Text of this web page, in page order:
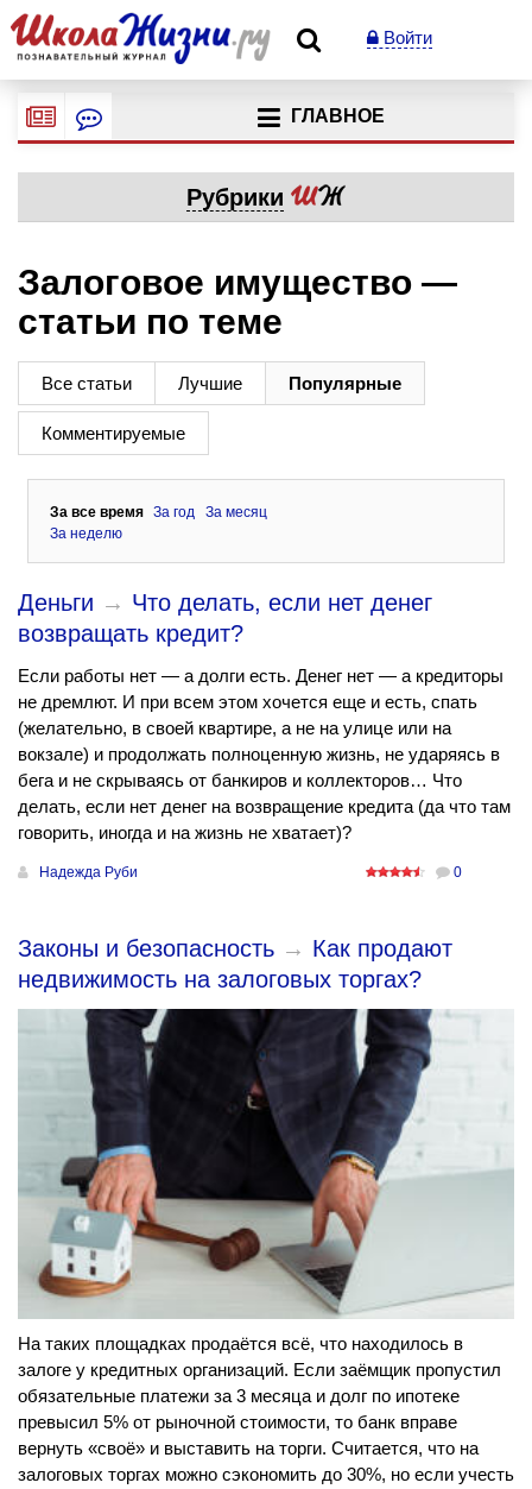
Войти
ГЛАВНОЕ
Рубрики
Залоговое имущество —
статьи по теме
Все статьи Лучшие Популярные
Комментируемые
За все время За год
За месяц
За неделю
Деньги → Что делать, если нет денег
возвращать кредит?
Если работы нет — а долги есть. Денег нет — а кредиторы
не дремлют. И при всем этом хочется еще и есть, спать
(желательно, в своей квартире, а не на улице или на
вокзале) и продолжать полноценную жизнь, не ударяясь в
бега и не скрываясь от банкиров и коллекторов… Что
делать, если нет денег на возвращение кредита (да что там
говорить, иногда и на жизнь не хватает)?
Надежда Руби 0
Законы и безопасность → Как продают
недвижимость на залоговых торгах?
На таких площадках продаётся всё, что находилось в
залоге у кредитных организаций. Если заёмщик пропустил
обязательные платежи за 3 месяца и долг по ипотеке
превысил 5% от рыночной стоимости, то банк вправе
вернуть «своё» и выставить на торги. Считается, что на
залоговых торгах можно сэкономить до 30%, но если учесть